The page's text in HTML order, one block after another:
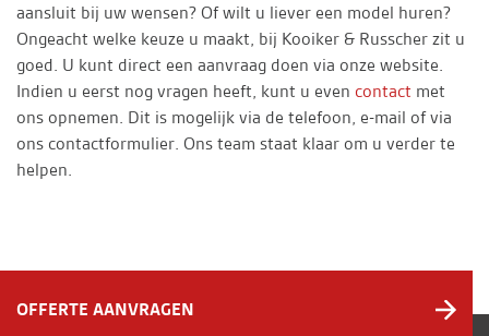
aansluit bij uw wensen? Of wilt u liever een model huren?
Ongeacht welke keuze u maakt, bij Kooiker & Russcher zit u
goed. U kunt direct een aanvraag doen via onze website.
Indien u eerst nog vragen heeft, kunt u even contact met
ons opnemen. Dit is mogelijk via de telefoon, e-mail of via
ons contactformulier. Ons team staat klaar om u verder te
helpen.
OFFERTE AANVRAGEN